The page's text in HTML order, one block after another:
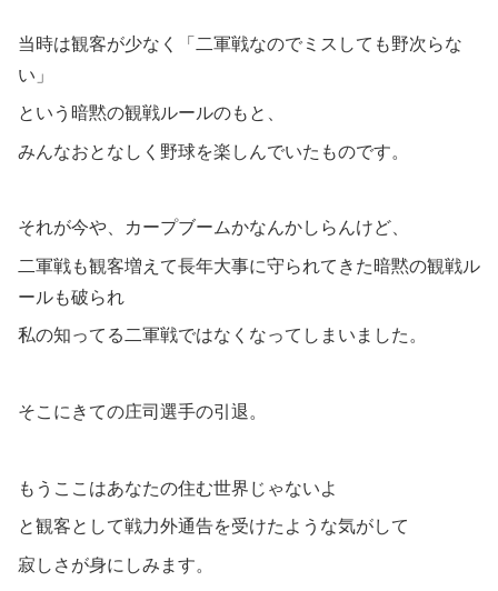
当時は観客が少なく「二軍戦なのでミスしても野次らな
い」
という暗黙の観戦ルールのもと、
みんなおとなしく野球を楽しんでいたものです。
それが今や、カープブームかなんかしらんけど、
二軍戦も観客増えて長年大事に守られてきた暗黙の観戦ル
ールも破られ
私の知ってる二軍戦ではなくなってしまいました。
そこにきての庄司選手の引退。
もうここはあなたの住む世界じゃないよ
と観客として戦力外通告を受けたような気がして
寂しさが身にしみます。